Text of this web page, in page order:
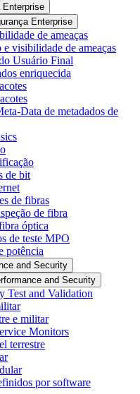
Enterprise
Enterprise
de ameaças
e visibilidade de ameaças
Usuário Final
enriquecida
Data de metadados de
de bit
de fibras
de fibra
óptica
de teste MPO
potência
and Security
and Security
Test and Validation
e militar
Monitors
terrestre
por software